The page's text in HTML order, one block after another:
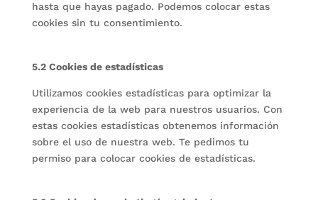
hasta que hayas pagado. Podemos colocar estas
cookies sin tu consentimiento.
5.2 Cookies de estadísticas
Utilizamos cookies estadísticas para optimizar la
experiencia de la web para nuestros usuarios. Con
estas cookies estadísticas obtenemos información
sobre el uso de nuestra web. Te pedimos tu
permiso para colocar cookies de estadísticas.